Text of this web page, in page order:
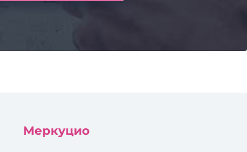
Меркуцио